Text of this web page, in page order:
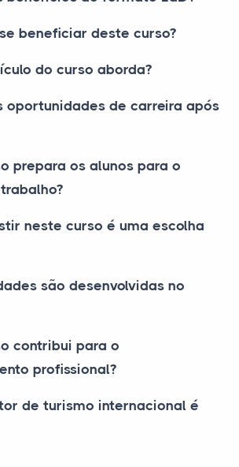
beneficiar deste curso?
do curso aborda?
oportunidades de carreira após
prepara os alunos para o
neste curso é uma escolha
são desenvolvidas no
contribui para o
profissional?
de turismo internacional é